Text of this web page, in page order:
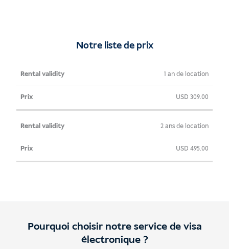
Notre liste de prix
Validité
de la
location
Prix 1 an de location
USD 309.00
2 ans de location
USD 495.00
Pourquoi choisir notre service de visa
électronique ?